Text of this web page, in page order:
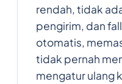
rendah, tidak
pengirim, dan
otomatis,
tidak pernah
mengatur ulang